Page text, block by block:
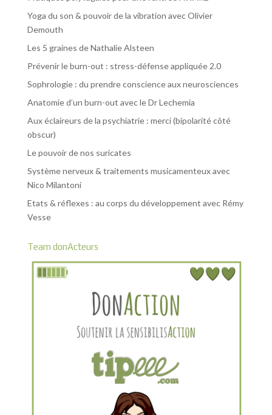
Yoga du son & pouvoir de la vibration avec Olivier
Demouth
Les 5 graines de Nathalie Alsteen
Prévenir le burn-out : stress-défense appliquée 2.0
Sophrologie : du prendre conscience aux neurosciences
Anatomie d’un burn-out avec le Dr Lechemia
Aux éclaireurs de la psychiatrie : merci (bipolarité côté
obscur)
Le pouvoir de nos suricates
Système nerveux & traitements musicamenteux avec
Nico Milantoni
Etats & réflexes : au corps du développement avec Rémy
Vesse
Team donActeurs